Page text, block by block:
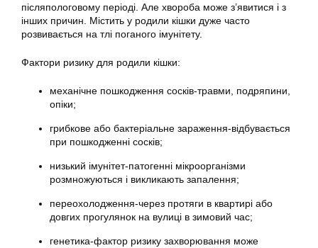
післяпологовому періоді. Але хвороба може з’явитися і з
інших причин. Містить у родили кішки дуже часто
розвивається на тлі поганого імунітету.
Фактори ризику для родили кішки:
механічне пошкодження сосків-травми, подряпини,
опіки;
грибкове або бактеріальне зараження-відбувається
при пошкодженні сосків;
низький імунітет-патогенні мікроорганізми
розмножуються і викликають запалення;
переохолодження-через протяги в квартирі або
довгих прогулянок на вулиці в зимовий час;
генетика-фактор ризику захворювання може